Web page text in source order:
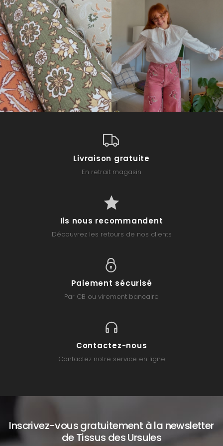
Livraison gratuite
En retrait magasin
Ils nous recommandent
Découvrez les retours de nos clients
Paiement sécurisé
Par CB ou virement bancaire
Contactez-nous
Contactez notre service en ligne
Inscrivez-vous gratuitement à la newsletter
de Tissus des Ursules